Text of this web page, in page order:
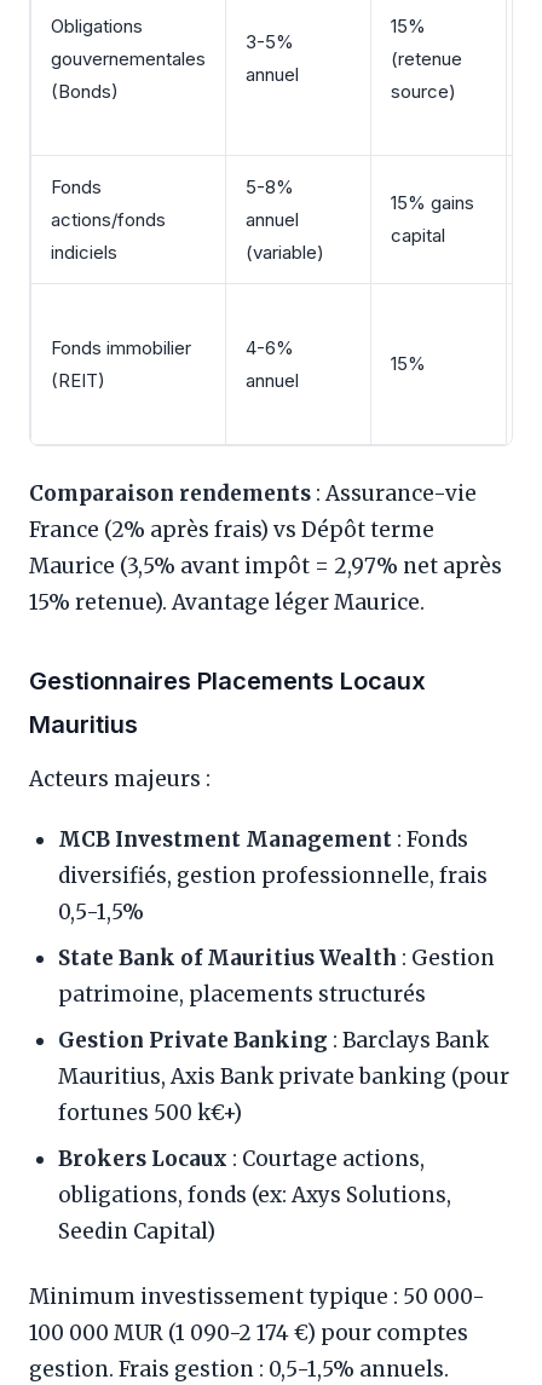
Obligations
gouvernementales
(Bonds)
3-5%
annuel
15%
(retenue
source)
Fonds
actions/fonds
indiciels
5-8%
annuel
(variable)
15% gains
capital
Fonds immobilier
(REIT)
4-6%
annuel
15%
Comparaison rendements : Assurance-vie
France (2% après frais) vs Dépôt terme
Maurice (3,5% avant impôt = 2,97% net après
15% retenue). Avantage léger Maurice.
Gestionnaires Placements Locaux
Mauritius
Acteurs majeurs :
MCB Investment Management : Fonds
diversifiés, gestion professionnelle, frais
0,5-1,5%
State Bank of Mauritius Wealth : Gestion
patrimoine, placements structurés
Gestion Private Banking : Barclays Bank
Mauritius, Axis Bank private banking (pour
fortunes 500 k€+)
Brokers Locaux : Courtage actions,
obligations, fonds (ex: Axys Solutions,
Seedin Capital)
Minimum investissement typique : 50 000-
100 000 MUR (1 090-2 174 €) pour comptes
gestion. Frais gestion : 0,5-1,5% annuels.